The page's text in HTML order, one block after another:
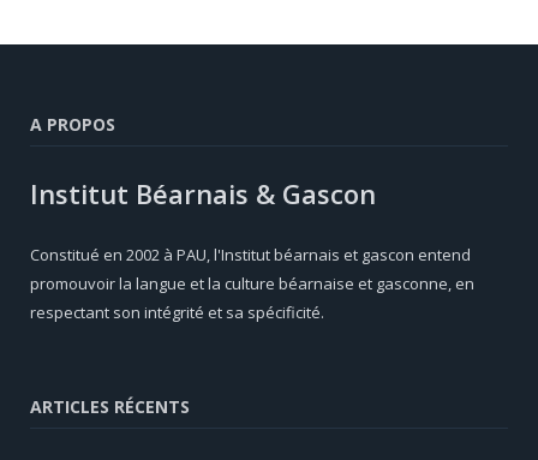
A PROPOS
Institut Béarnais & Gascon
Constitué en 2002 à PAU, l'Institut béarnais et gascon entend
promouvoir la langue et la culture béarnaise et gasconne, en
respectant son intégrité et sa spécificité.
ARTICLES RÉCENTS